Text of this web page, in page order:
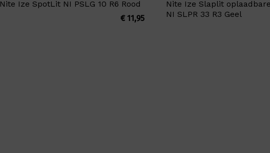
Nite Ize SpotLit NI PSLG 10 R6 Rood
€11,95
Nite Ize Slaplit
NI SLPR 33 R3 Geel